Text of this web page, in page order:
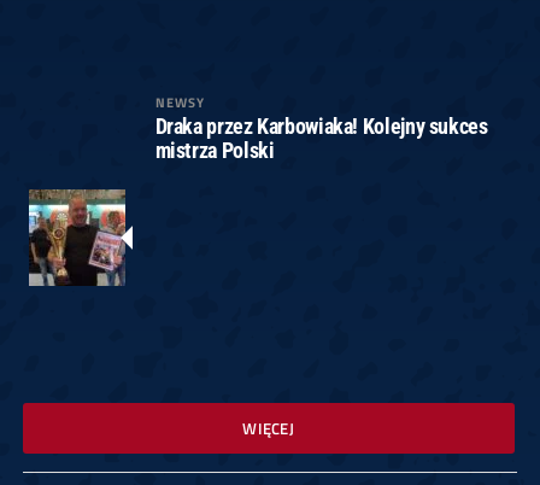
NEWSY
Draka przez Karbowiaka! Kolejny sukces
mistrza Polski
WIĘCEJ